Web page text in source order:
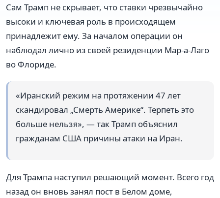
Сам Трамп не скрывает, что ставки чрезвычайно
высоки и ключевая роль в происходящем
принадлежит ему. За началом операции он
наблюдал лично из своей резиденции Мар-а-Лаго
во Флориде.
«Иранский режим на протяжении 47 лет
скандировал „Смерть Америке“. Терпеть это
больше нельзя», — так Трамп объяснил
гражданам США причины атаки на Иран.
Для Трампа наступил решающий момент. Всего год
назад он вновь занял пост в Белом доме,